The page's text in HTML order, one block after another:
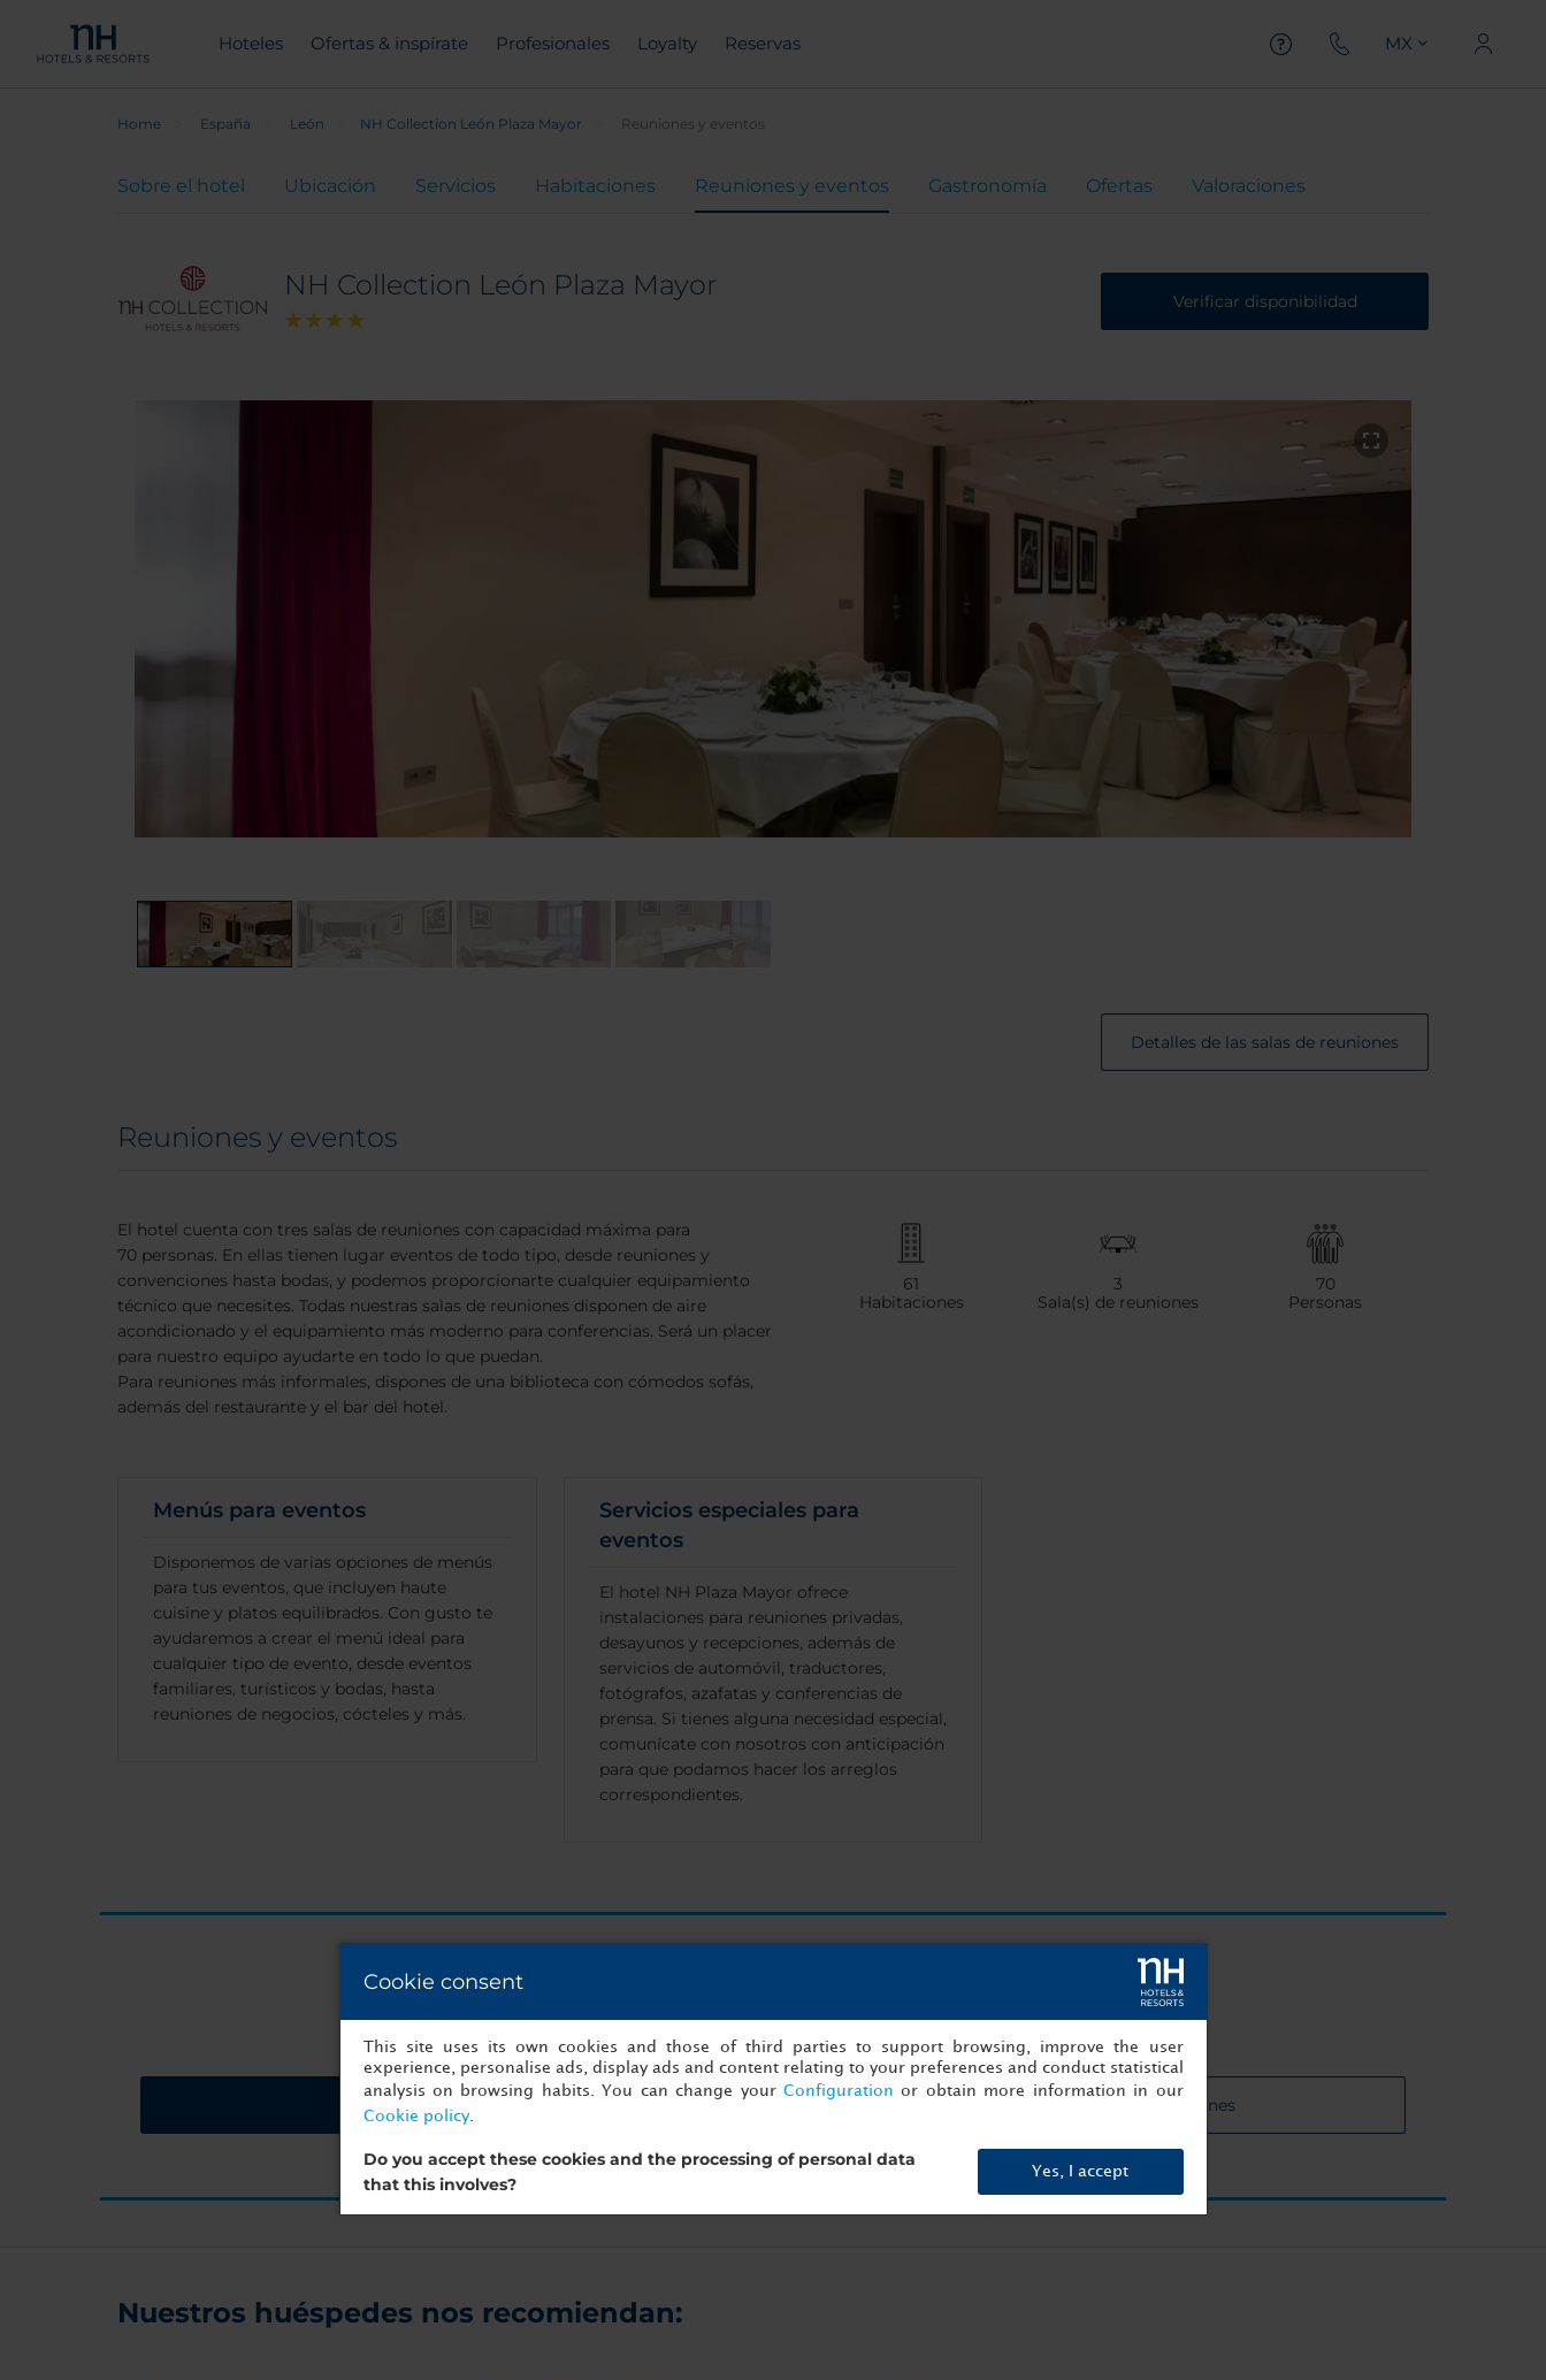
Hoteles Ofertas & inspírate Profesionales Loyalty Reservas MX
Home España León NH Collection León Plaza Mayor Reuniones y eventos
Sobre el hotel Ubicación Servicios Habitaciones Reuniones y eventos Gastronomía Ofertas Valoraciones
NH Collection León Plaza Mayor Verificar disponibilidad
Detalles de las salas de reuniones
Reuniones y eventos
El hotel cuenta con tres salas de reuniones con capacidad máxima para
70 personas. En ellas tienen lugar eventos de todo tipo, desde reuniones y
convenciones hasta bodas, y podemos proporcionarte cualquier equipamiento
técnico que necesites. Todas nuestras salas de reuniones disponen de aire
acondicionado y el equipamiento más moderno para conferencias. Será un placer
para nuestro equipo ayudarte en todo lo que puedan.
Para reuniones más informales, dispones de una biblioteca con cómodos sofás,
además del restaurante y el bar del hotel.
61
Habitaciones
3
Sala(s) de reuniones
70
Personas
Menús para eventos
Disponemos de varias opciones de menús
para tus eventos, que incluyen haute
cuisine y platos equilibrados. Con gusto te
ayudaremos a crear el menú ideal para
cualquier tipo de evento, desde eventos
familiares, turísticos y bodas, hasta
reuniones de negocios, cócteles y más.
Servicios especiales para
eventos
El hotel NH Plaza Mayor ofrece
instalaciones para reuniones privadas,
desayunos y recepciones, además de
servicios de automóvil, traductores,
fotógrafos, azafatas y conferencias de
prensa. Si tienes alguna necesidad especial,
comunícate con nosotros con anticipación
para que podamos hacer los arreglos
correspondientes.
¡Empezar a organizar ahora!
Solicitar presupuesto Detalles de las salas de reuniones
Nuestros huéspedes nos recomiendan:
Cookie consent
This site uses its own cookies and those of third parties to support browsing, improve the user
experience, personalise ads, display ads and content relating to your preferences and conduct statistical
analysis on browsing habits. You can change your Configuration or obtain more information in our
Cookie policy.
Do you accept these cookies and the processing of personal data
that this involves?
Yes, I accept